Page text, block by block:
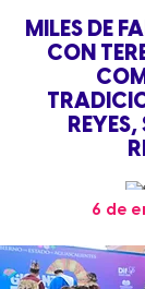
MILES DE
CON
6 de